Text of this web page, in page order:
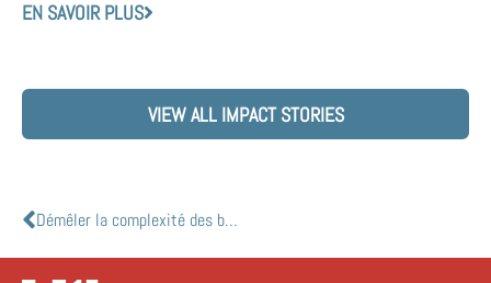
EN SAVOIR PLUS
VIEW ALL IMPACT STORIES
Démêler la complexité des bétacoronavirus chez les chauves-souris